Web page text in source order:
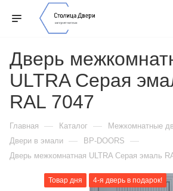
Дверь
ULTRA Серая
RAL 7047
Главная — Каталог — Межкомнатные
Двери в эмали — BP-DOORS —
Дверь межкомнатная ULTRA Серая эмаль
Товар дня 4-я дверь в подарок!